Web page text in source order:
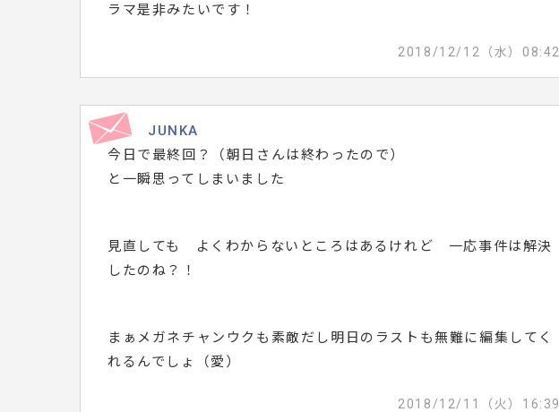
ラマ是非みたいです！
2018/12/12（水）08:42
JUNKA
今日で最終回？（朝日さんは終わったので）
と一瞬思ってしまいました
見直しても よくわからないところはあるけれど 一応事件は解決
したのね？！
まぁメガネチャンウクも素敵だし明日のラストも無難に編集してく
れるんでしょ（愛）
2018/12/11（火）16:39